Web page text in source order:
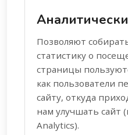
Позволяют
статистику о
страницы
как пользователи
сайту, откуда
нам улучшать сайт
Analytics).